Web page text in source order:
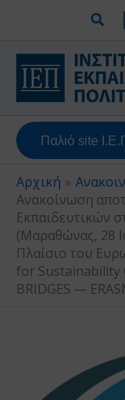
περιεχόμενο
Παλιό site
Αρχική
Ανακοίνωση
Εκπαιδευτικών
(Μαραθώνας, 28
Πλαίσιο του
for Sustainability
BRIDGES —